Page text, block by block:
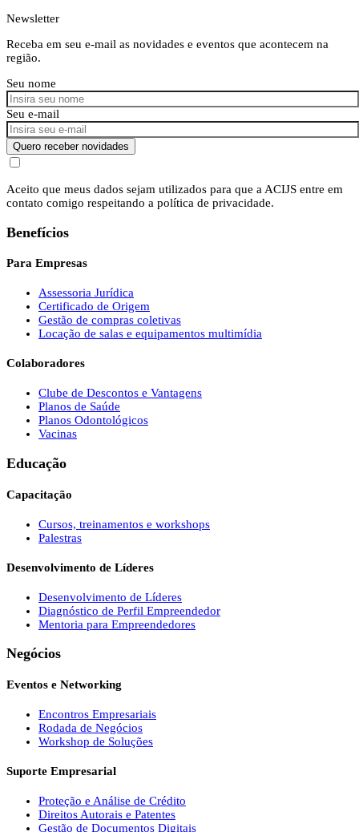
Newsletter
Receba em seu e-mail as novidades e eventos que acontecem na
região.
Seu nome
Seu e-mail
Quero receber novidades
Aceito que meus dados sejam utilizados para que a ACIJS entre em
contato comigo respeitando a política de privacidade.
Benefícios
Para Empresas
Assessoria Jurídica
Certificado de Origem
Gestão de compras coletivas
Locação de salas e equipamentos multimídia
Colaboradores
Clube de Descontos e Vantagens
Planos de Saúde
Planos Odontológicos
Vacinas
Educação
Capacitação
Cursos, treinamentos e workshops
Palestras
Desenvolvimento de Líderes
Desenvolvimento de Líderes
Diagnóstico de Perfil Empreendedor
Mentoria para Empreendedores
Negócios
Eventos e Networking
Encontros Empresariais
Rodada de Negócios
Workshop de Soluções
Suporte Empresarial
Proteção e Análise de Crédito
Direitos Autorais e Patentes
Gestão de Documentos Digitais